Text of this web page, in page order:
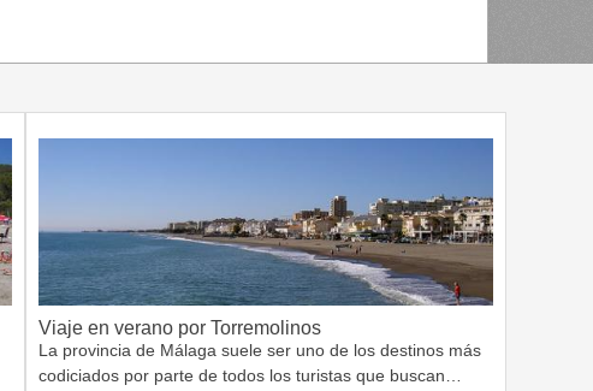
Viaje en verano por Torremolinos
La provincia de Málaga suele ser uno de los destinos más
codiciados por parte de todos los turistas que buscan…